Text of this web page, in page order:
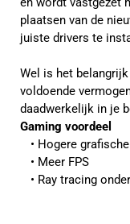
plaatsen van de
juiste drivers te
Wel is het
voldoende
daadwerkelijk in je
Gaming voordeel
Hogere
Meer FPS
Ray tracing